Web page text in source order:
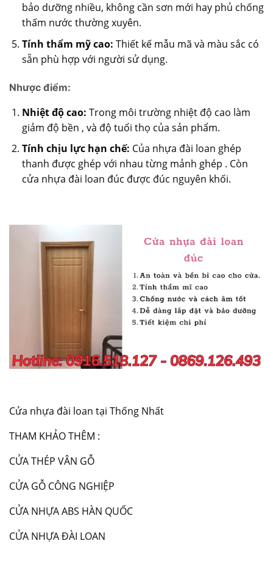
bảo dưỡng nhiều, không cần sơn mới hay phủ chống
thấm nước thường xuyên.
Tính thẩm mỹ cao: Thiết kế mẫu mã và màu sắc có
sẵn phù hợp với người sử dụng.
Nhược điểm:
Nhiệt độ cao: Trong môi trường nhiệt độ cao làm
giảm độ bền , và độ tuổi thọ của sản phẩm.
Tính chịu lực hạn chế: Của nhựa đài loan ghép
thanh được ghép với nhau từng mảnh ghép . Còn
cửa nhựa đài loan đúc được đúc nguyên khối.
Cửa nhựa đài loan tại Thống Nhất
THAM KHẢO THÊM :
CỬA THÉP VÂN GỖ
CỬA GỖ CÔNG NGHIỆP
CỬA NHỰA ABS HÀN QUỐC
CỬA NHỰA ĐÀI LOAN